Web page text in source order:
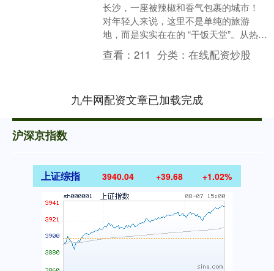
长沙，一座被辣椒和香气包裹的城市！
对年轻人来说，这里不是单纯的旅游
地，而是实实在在的 “干饭天堂”。从热闹
的五一广场到古色古香的太平老街，短
短一段路，藏着数不清....
查看：211 分类：在线配资炒股
九牛网配资文章已加载完成
沪深京指数
上证综指 3940.04 +39.68 +1.02%